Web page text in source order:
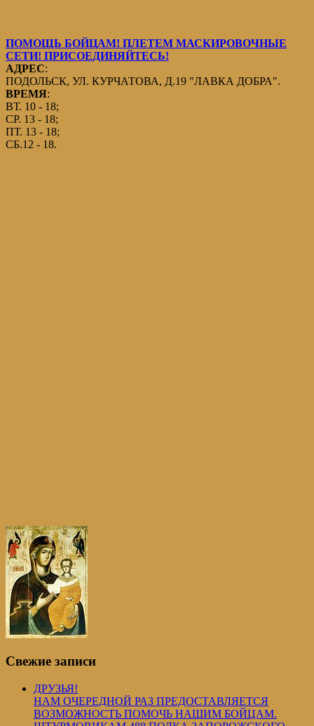
ПОМОЩЬ БОЙЦАМ! ПЛЕТЕМ МАСКИРОВОЧНЫЕ
СЕТИ! ПРИСОЕДИНЯЙТЕСЬ!
АДРЕС:
ПОДОЛЬСК, УЛ. КУРЧАТОВА, Д.19 "ЛАВКА ДОБРА".
ВРЕМЯ:
ВТ. 10 - 18;
СР. 13 - 18;
ПТ. 13 - 18;
СБ.12 - 18.
Свежие записи
ДРУЗЬЯ!
НАМ ОЧЕРЕДНОЙ РАЗ ПРЕДОСТАВЛЯЕТСЯ
ВОЗМОЖНОСТЬ ПОМОЧЬ НАШИМ БОЙЦАМ.